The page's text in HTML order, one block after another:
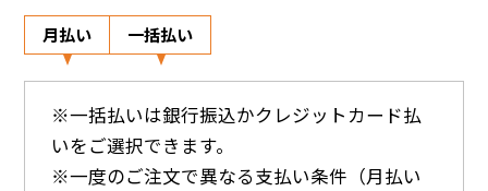
月払い 一括払い
※一括払いは銀行振込かクレジットカード払
いをご選択できます。
※一度のご注文で異なる支払い条件（月払い